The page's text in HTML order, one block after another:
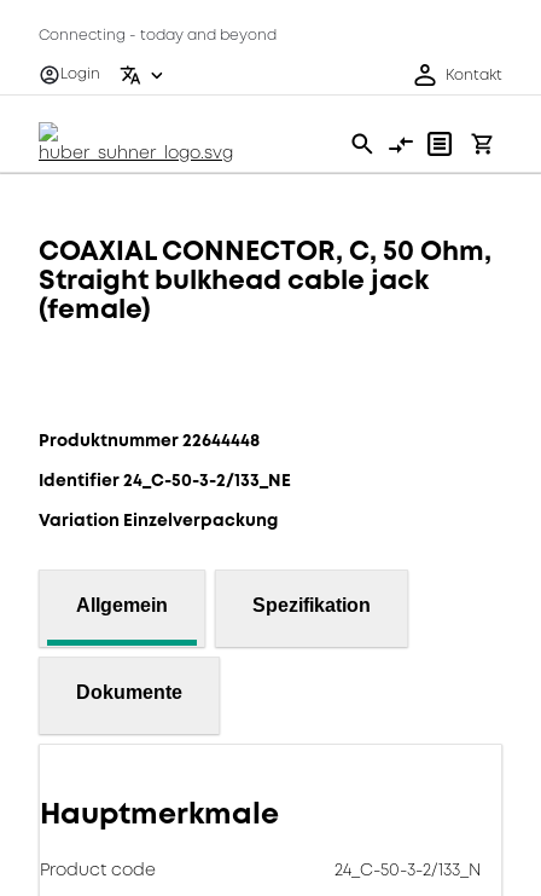
Connecting - today and beyond
Login
Kontakt
COAXIAL CONNECTOR, C, 50 Ohm,
Straight bulkhead cable jack
(female)
Produktnummer 22644448
Identifier 24_C-50-3-2/133_NE
Variation Einzelverpackung
Allgemein Spezifikation
Dokumente
Hauptmerkmale
Product code 24_C-50-3-2/133_N